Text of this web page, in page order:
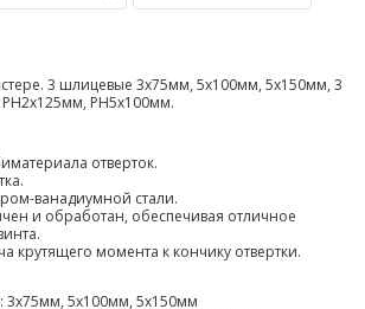
3 шлицевые 3х75мм, 5х100мм, 5х150мм, 3
РН5х100мм.
отверток.
ванадиумной стали.
и обработан, обеспечивая отличное
крутящего момента к кончику отвертки.
3х75мм, 5х100мм, 5х150мм